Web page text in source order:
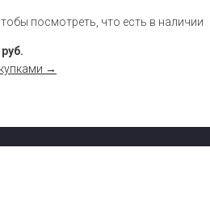
посмотреть, что есть в наличии
руб.
→